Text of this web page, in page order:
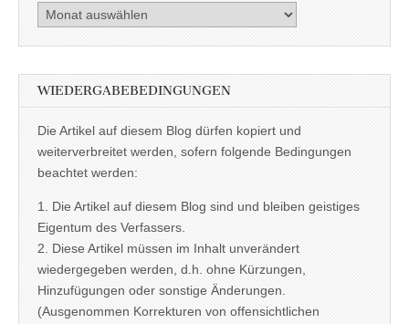
Archiv
WIEDERGABEBEDINGUNGEN
Die Artikel auf diesem Blog dürfen kopiert und
weiterverbreitet werden, sofern folgende Bedingungen
beachtet werden:
1. Die Artikel auf diesem Blog sind und bleiben geistiges
Eigentum des Verfassers.
2. Diese Artikel müssen im Inhalt unverändert
wiedergegeben werden, d.h. ohne Kürzungen,
Hinzufügungen oder sonstige Änderungen.
(Ausgenommen Korrekturen von offensichtlichen